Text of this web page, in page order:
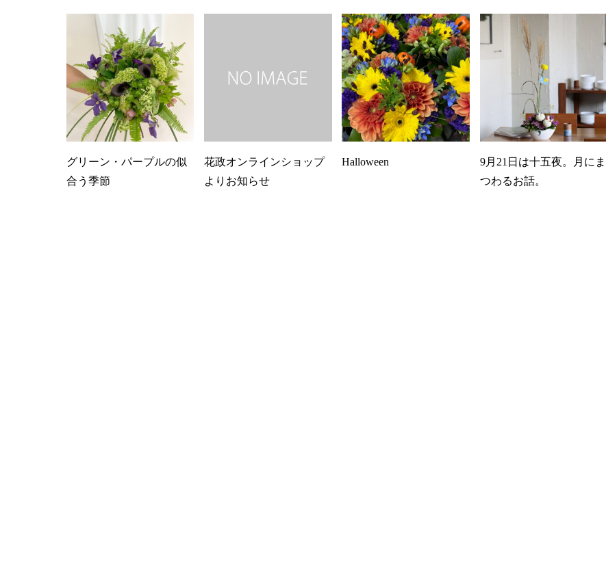
グリーン・パープルの似
合う季節
花政オンラインショップ
よりお知らせ
Halloween
9月21日は十五夜。月にま
つわるお話。